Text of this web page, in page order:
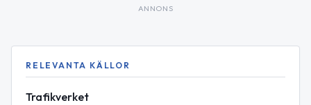
ANNONS
RELEVANTA KÄLLOR
Trafikverket